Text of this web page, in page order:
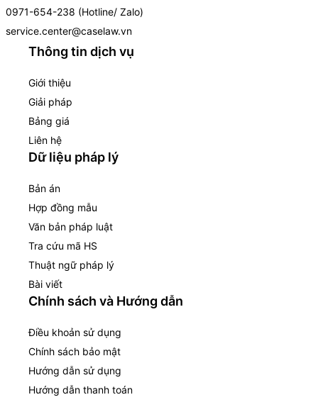
0971-654-238 (Hotline/ Zalo)
service.center@caselaw.vn
Thông tin dịch vụ
Giới thiệu
Giải pháp
Bảng giá
Liên hệ
Dữ liệu pháp lý
Bản án
Hợp đồng mẫu
Văn bản pháp luật
Tra cứu mã HS
Thuật ngữ pháp lý
Bài viết
Chính sách và Hướng dẫn
Điều khoản sử dụng
Chính sách bảo mật
Hướng dẫn sử dụng
Hướng dẫn thanh toán